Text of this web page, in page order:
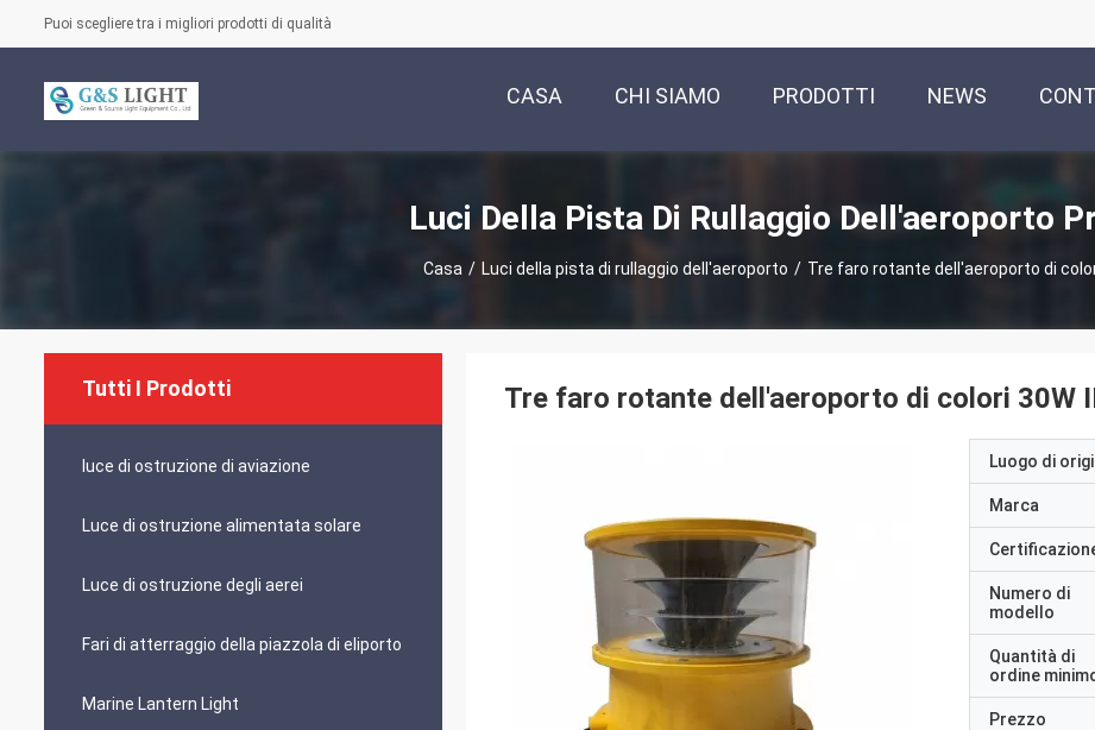
Puoi scegliere tra i migliori prodotti di qualità
CASA CHI SIAMO PRODOTTI NEWS
Luci Della Pista Di Rullaggio Dell'aeroporto
Casa / Luci della pista di rullaggio dell'aeroporto / Tre faro rotante dell'aeroporto di
Tutti I Prodotti
luce di ostruzione di aviazione
Luce di ostruzione alimentata solare
Luce di ostruzione degli aerei
Fari di atterraggio della piazzola di eliporto
Marine Lantern Light
Tre faro rotante dell'aeroporto di colori 30W
Luogo di
Marca
Numero di
modello
Quantità di
ordine
Prezzo